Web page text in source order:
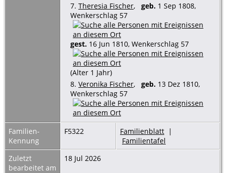
7. Theresia Fischer, geb. 1 Sep 1808,
Wenkerschlag 57
gest. 16 Jun 1810, Wenkerschlag 57
(Alter 1 Jahr)
8. Veronika Fischer, geb. 13 Dez 1810,
Wenkerschlag 57
Familien-
Kennung
F5322 Familienblatt |
Familientafel
Zuletzt
bearbeitet am
18 Jul 2026